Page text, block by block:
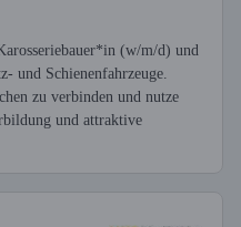
(w/m/d) und
und Schienenfahrzeuge.
zu verbinden und nutze
und attraktive